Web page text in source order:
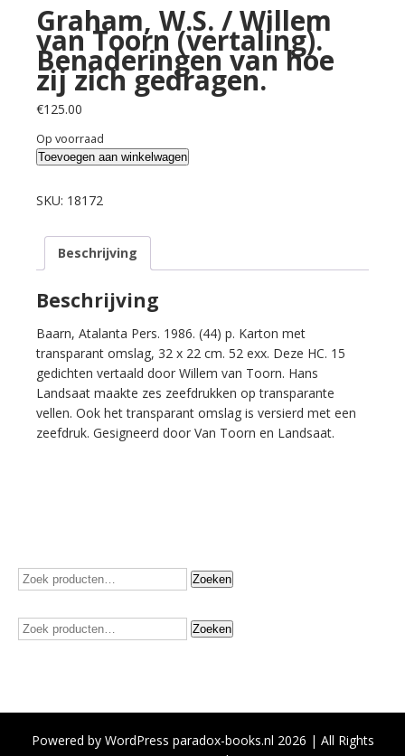
Graham, W.S. / Willem
van Toorn (vertaling).
Benaderingen van hoe
zij zich gedragen.
€125.00
Op voorraad
Graham,
/
van
Toorn
(vertaling).
Benaderingen
hoe
zij
zich
gedragen.
aantal
Toevoegen aan winkelwagen
SKU: 18172
Beschrijving
Beschrijving
Baarn, Atalanta Pers. 1986. (44) p. Karton met
transparant omslag, 32 x 22 cm. 52 exx. Deze HC. 15
gedichten vertaald door Willem van Toorn. Hans
Landsaat maakte zes zeefdrukken op transparante
vellen. Ook het transparant omslag is versierd met een
zeefdruk. Gesigneerd door Van Toorn en Landsaat.
Zoeken
Zoeken
Zoeken
Zoeken
Powered by WordPress paradox-books.nl 2026 | All Rights